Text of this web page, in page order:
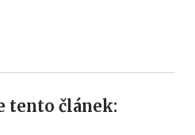
tento článek: